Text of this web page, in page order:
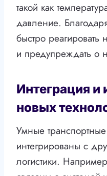
такой как
давление.
быстро
и предупреждать о
Интеграция и
новых
Умные
интегрированы с
логистики.